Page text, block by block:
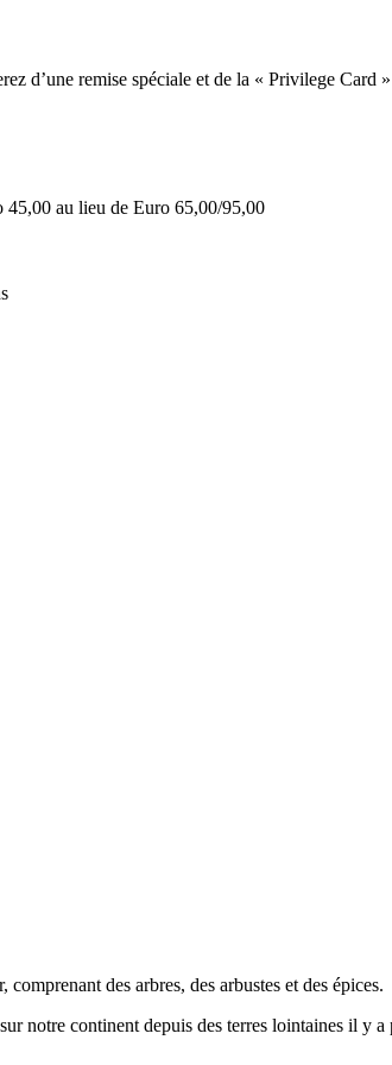
d’une remise spéciale et de la « Privilege Card
45,00 au lieu de Euro 65,00/95,00
des arbres, des arbustes et des épices.
notre continent depuis des terres lointaines il y a